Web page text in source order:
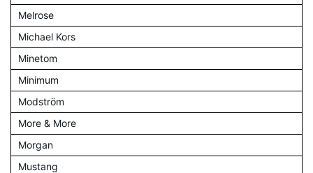
Melrose
Michael Kors
Minetom
Minimum
Modström
More & More
Morgan
Mustang